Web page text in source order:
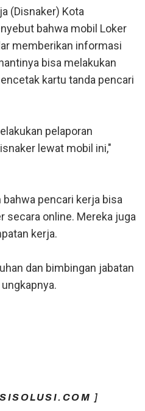
(Disnaker) Kota
bahwa mobil Loker
memberikan informasi
bisa melakukan
kartu tanda pencari
pelaporan
lewat mobil ini,"
pencari kerja bisa
secara online. Mereka juga
kerja.
dan bimbingan jabatan
]